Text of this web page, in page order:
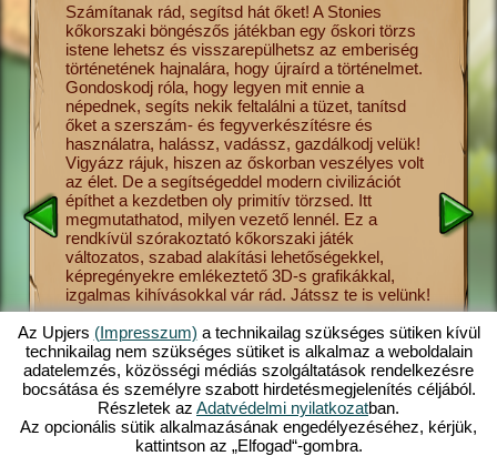
csak
más
el a
Tudj
Számítanak rád, segítsd hát őket! A Stonies
kőkorszaki böngészős játékban egy őskori törzs
istene lehetsz és visszarepülhetsz az emberiség
történetének hajnalára, hogy újraírd a történelmet.
Gondoskodj róla, hogy legyen mit ennie a
népednek, segíts nekik feltalálni a tüzet, tanítsd
őket a szerszám- és fegyverkészítésre és
használatra, halássz, vadássz, gazdálkodj velük!
Vigyázz rájuk, hiszen az őskorban veszélyes volt
az élet. De a segítségeddel modern civilizációt
építhet a kezdetben oly primitív törzsed. Itt
megmutathatod, milyen vezető lennél. Ez a
rendkívül szórakoztató kőkorszaki játék
változatos, szabad alakítási lehetőségekkel,
képregényekre emlékeztető 3D-s grafikákkal,
izgalmas kihívásokkal vár rád. Játssz te is velünk!
ha úgy
ebben
a
vallást,
Stonies
a
törzsed
Az Upjers (Impresszum) a technikailag szükséges sütiken kívül
technikailag nem szükséges sütiket is alkalmaz a weboldalain
adatelemzés, közösségi médiás szolgáltatások rendelkezésre
bocsátása és személyre szabott hirdetésmegjelenítés céljából.
Részletek az Adatvédelmi nyilatkozatban.
Az opcionális sütik alkalmazásának engedélyezéséhez, kérjük,
kattintson az „Elfogad“-gombra.